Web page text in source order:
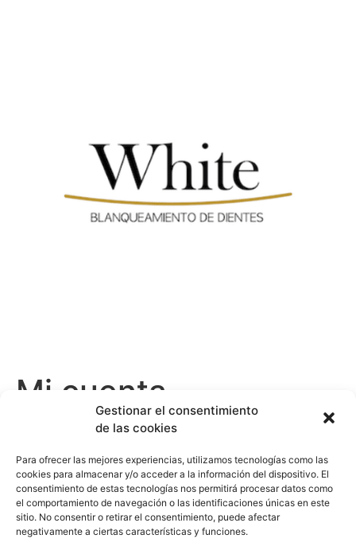
Gestionar el consentimiento
de las cookies
Para ofrecer las mejores experiencias, utilizamos tecnologías como las
cookies para almacenar y/o acceder a la información del dispositivo. El
consentimiento de estas tecnologías nos permitirá procesar datos como
el comportamiento de navegación o las identificaciones únicas en este
sitio. No consentir o retirar el consentimiento, puede afectar
negativamente a ciertas características y funciones.
Mi cuenta
Nombre de usuario o correo electrónico*